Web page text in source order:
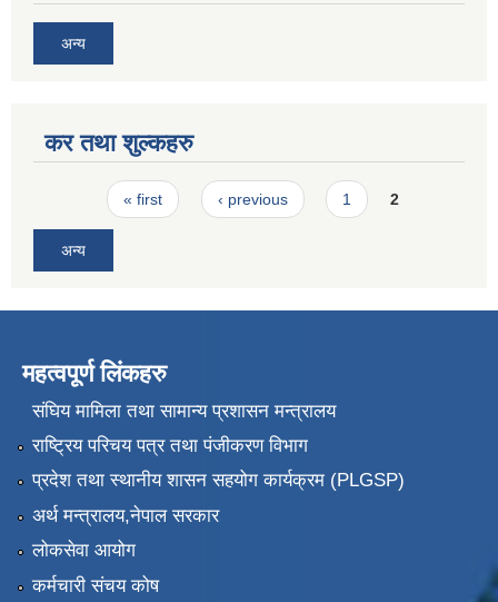
अन्य
कर तथा शुल्कहरु
Pages« first ‹ previous 1 2
अन्य
महत्वपूर्ण लिंकहरु
संघिय मामिला तथा सामान्य प्रशासन मन्त्रालय
राष्ट्रिय परिचय पत्र तथा पंजीकरण विभाग
प्रदेश तथा स्थानीय शासन सहयोग कार्यक्रम (PLGSP)
अर्थ मन्त्रालय,नेपाल सरकार
लोकसेवा आयोग
कर्मचारी संचय कोष